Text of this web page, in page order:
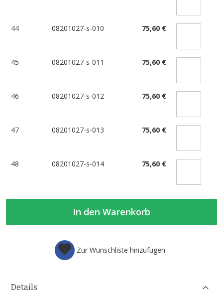
44 08201027-s-010 75,60 €
45 08201027-s-011 75,60 €
46 08201027-s-012 75,60 €
47 08201027-s-013 75,60 €
48 08201027-s-014 75,60 €
In den Warenkorb
Zur Wunschliste hinzufügen
Details